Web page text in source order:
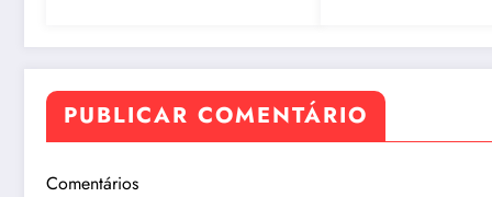
PUBLICAR COMENTÁRIO
Comentários